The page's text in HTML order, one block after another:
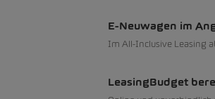
E-Neuwagen im
Im All-Inclusive Leasing
LeasingBudget